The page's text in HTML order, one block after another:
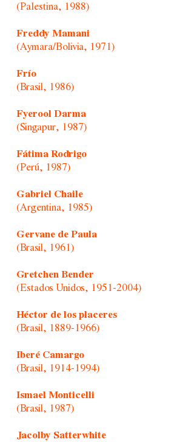
(Palestina, 1988)
Freddy Mamani
(Aymara/Bolivia, 1971)
Frío
(Brasil, 1986)
Fyerool Darma
(Singapur, 1987)
Fátima Rodrigo
(Perú, 1987)
Gabriel Chaile
(Argentina, 1985)
Gervane de Paula
(Brasil, 1961)
Gretchen Bender
(Estados Unidos, 1951-2004)
Héctor de los placeres
(Brasil, 1889-1966)
Iberé Camargo
(Brasil, 1914-1994)
Ismael Monticelli
(Brasil, 1987)
Jacolby Satterwhite